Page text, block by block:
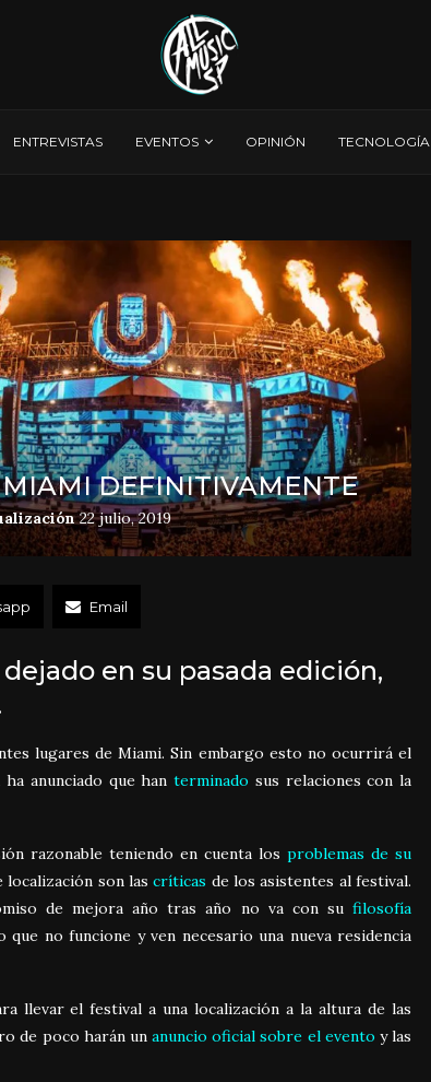
ENTREVISTAS EVENTOS OPINIÓN TECNOLOGÍA
MIAMI DEFINITIVAMENTE
22 julio, 2019
Email
en su pasada edición,
lugares de Miami. Sin embargo esto no ocurrirá el
anunciado que hanterminado sus relaciones con la
razonable teniendo en cuenta los problemas de su
localización son lascríticas de los asistentes al festival.
de mejora año tras año no va con su filosofía
no funcione y ven necesario una nueva residencia
llevar el festival a una localización a la altura de las
de poco harán unanuncio oficial sobre el evento y las